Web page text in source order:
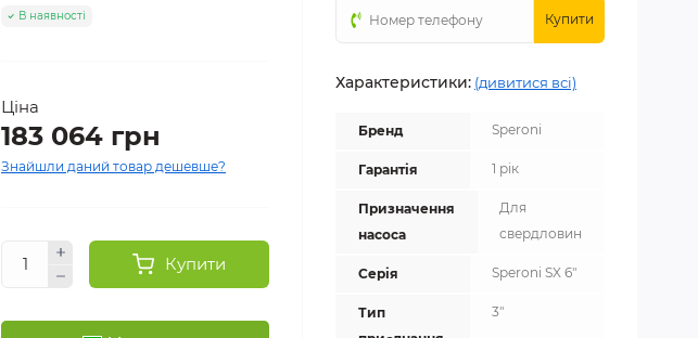
В наявності
Ціна
183 064 грн
Знайшли даний товар дешевше?
Купити
Купити
Характеристики: (дивитися всі)
Бренд Speroni
Гарантія 1 рік
Призначення
насоса
Для
свердловин
Серія Speroni SX 6"
Тип
3"